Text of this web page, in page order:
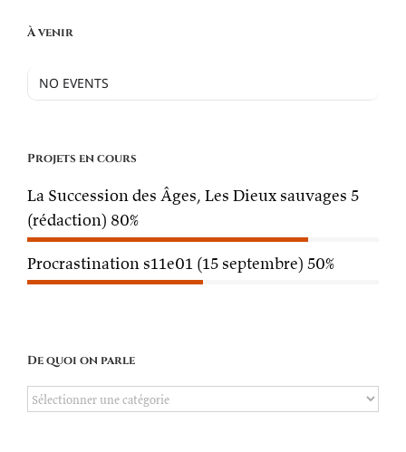
À venir
NO EVENTS
Projets en cours
La Succession des Âges, Les Dieux sauvages 5
(rédaction) 80%
Procrastination s11e01 (15 septembre) 50%
De quoi on parle
De